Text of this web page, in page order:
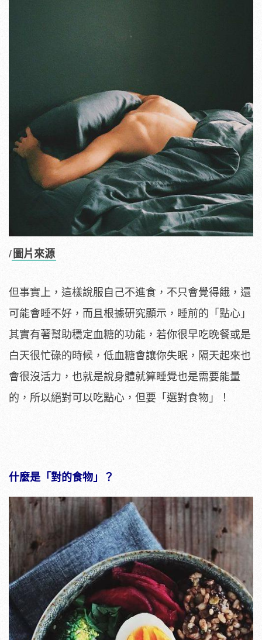
/ 圖片來源
但事實上，這樣說服自己不進食，不只會覺得餓，還
可能會睡不好，而且根據研究顯示，睡前的「點心」
其實有著幫助穩定血糖的功能，若你很早吃晚餐或是
白天很忙碌的時候，低血糖會讓你失眠，隔天起來也
會很沒活力，也就是說身體就算睡覺也是需要能量
的，所以絕對可以吃點心，但要「選對食物」！
什麼是「對的食物」？